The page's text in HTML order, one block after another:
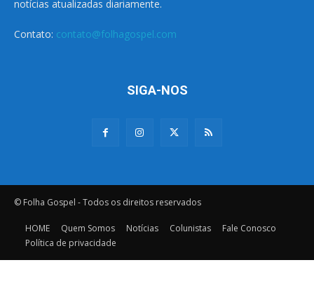
notícias atualizadas diariamente.
Contato: contato@folhagospel.com
SIGA-NOS
© Folha Gospel - Todos os direitos reservados
HOME Quem Somos Notícias Colunistas
Fale Conosco
Política de privacidade